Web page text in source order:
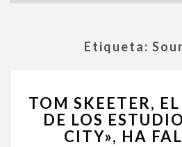
Etiqueta:
EL
TOM SKEETER,
DE LOS
CITY», HA